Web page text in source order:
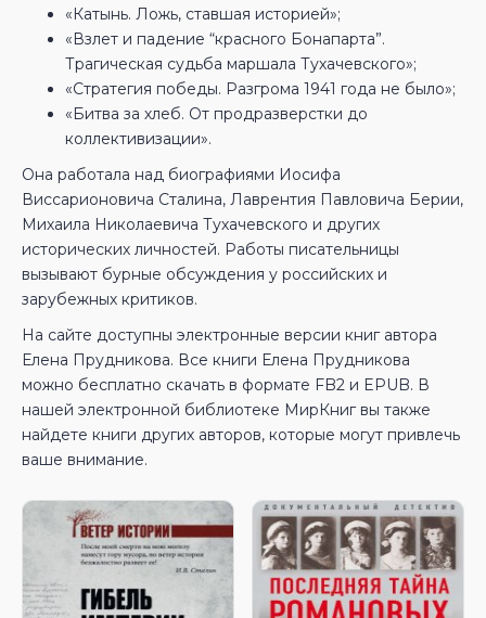
«Катынь. Ложь, ставшая историей»;
«Взлет и падение “красного Бонапарта”.
Трагическая судьба маршала Тухачевского»;
«Стратегия победы. Разгрома 1941 года не было»;
«Битва за хлеб. От продразверстки до
коллективизации».
Она работала над биографиями Иосифа
Виссарионовича Сталина, Лаврентия Павловича Берии,
Михаила Николаевича Тухачевского и других
исторических личностей. Работы писательницы
вызывают бурные обсуждения у российских и
зарубежных критиков.
На сайте доступны электронные версии книг автора
Елена Прудникова. Все книги Елена Прудникова
можно бесплатно скачать в формате FB2 и EPUB. В
нашей электронной библиотеке МирКниг вы также
найдете книги других авторов, которые могут привлечь
ваше внимание.